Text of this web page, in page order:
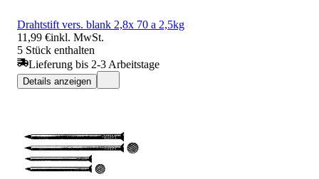
Drahtstift vers. blank 2,8x 70 a 2,5kg
11,99 €inkl. MwSt.
5 Stück enthalten
Lieferung bis 2-3 Arbeitstage
Details anzeigen